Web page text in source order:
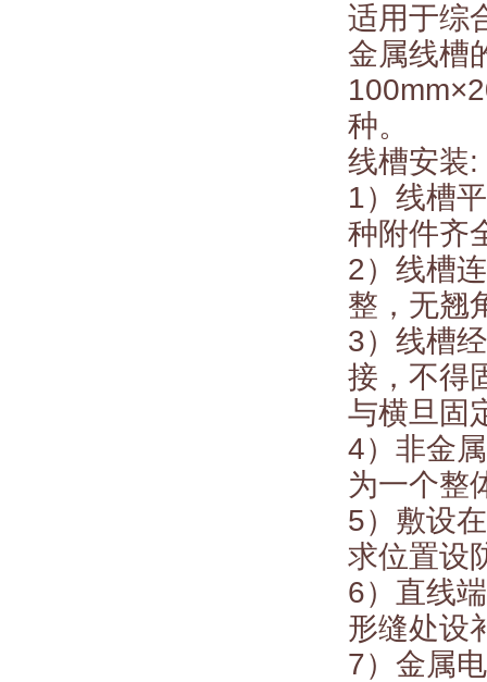
适用于综
金属线槽
种。
线槽安装:
1）线槽
种附件齐
2）线槽
整，无翘
3）线槽
接，不得
与横旦固
4）非金
为一个整
5）敷设
求位置设
6）直线
形缝处设
7）金属